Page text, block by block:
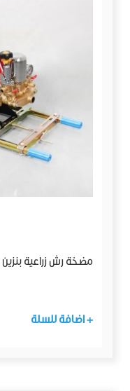
مضخة رش زراعية بنزين
+ اضافة للسلة